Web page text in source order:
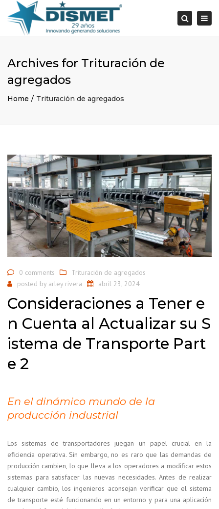
Search
Archives for Trituración de
agregados
Home Trituración de agregados
0 comments
Trituración de agregados
posted by arley rivera abril 23, 2024
Consideraciones a Tener e
n Cuenta al Actualizar su S
istema de Transporte Part
e 2
En el dinámico mundo de la
producción industrial
Los sistemas de transportadores juegan un papel crucial en la
eficiencia operativa. Sin embargo, no es raro que las demandas de
producción cambien, lo que lleva a los operadores a modificar estos
sistemas para satisfacer las nuevas necesidades. Antes de realizar
cualquier cambio, los ingenieros aconsejan verificar que el sistema
de transporte esté funcionando en un entorno y para una aplicación